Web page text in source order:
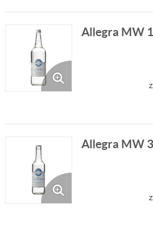
Allegra MW
Allegra MW